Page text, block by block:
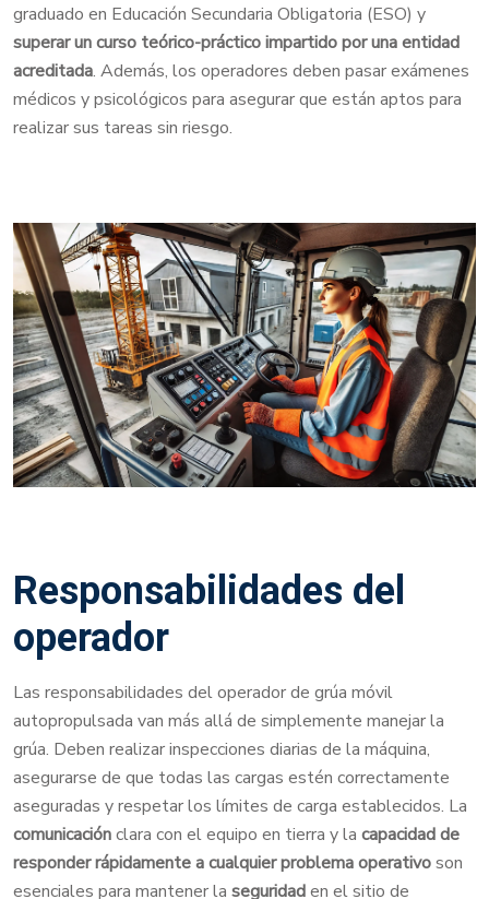
graduado en Educación Secundaria Obligatoria (ESO) y
superar un curso teórico-práctico impartido por una entidad
acreditada. Además, los operadores deben pasar exámenes
médicos y psicológicos para asegurar que están aptos para
realizar sus tareas sin riesgo.
Responsabilidades del
operador
Las responsabilidades del operador de grúa móvil
autopropulsada van más allá de simplemente manejar la
grúa. Deben realizar inspecciones diarias de la máquina,
asegurarse de que todas las cargas estén correctamente
aseguradas y respetar los límites de carga establecidos. La
comunicaciónclara con el equipo en tierra y la capacidad de
responder rápidamente a cualquier problema operativoson
esenciales para mantener la seguridaden el sitio de